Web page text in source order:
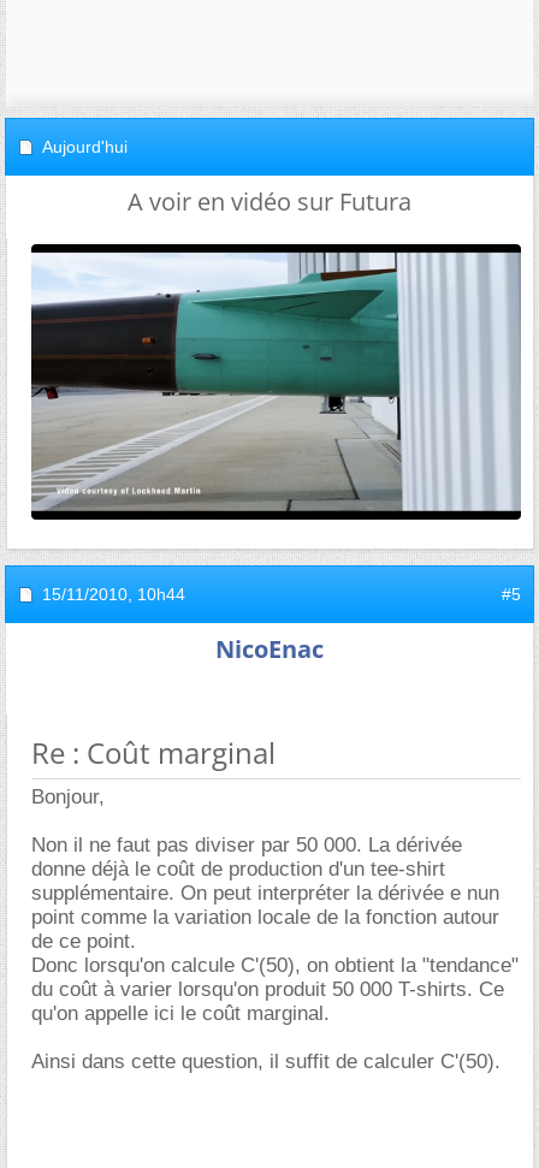
Aujourd'hui
A voir en vidéo sur Futura
15/11/2010, 10h44 #5
NicoEnac
Re : Coût marginal
Bonjour,
Non il ne faut pas diviser par 50 000. La dérivée
donne déjà le coût de production d'un tee-shirt
supplémentaire. On peut interpréter la dérivée e nun
point comme la variation locale de la fonction autour
de ce point.
Donc lorsqu'on calcule C'(50), on obtient la "tendance"
du coût à varier lorsqu'on produit 50 000 T-shirts. Ce
qu'on appelle ici le coût marginal.
Ainsi dans cette question, il suffit de calculer C'(50).